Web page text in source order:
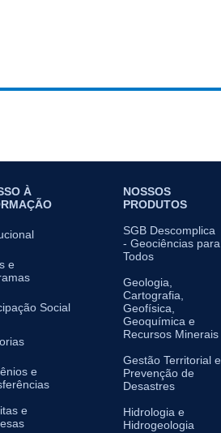
À
e
Social
e
e
NOSSOS
PRODUTOS
SGB Descomplica
- Geociências para
Todos
Geologia,
Cartografia,
Geofísica,
Geoquímica e
Recursos Minerais
Gestão Territorial e
Prevenção de
Desastres
Hidrologia e
Hidrogeologia